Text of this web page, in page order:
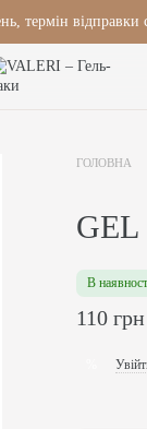
термін
ГОЛОВНА
В
110 грн